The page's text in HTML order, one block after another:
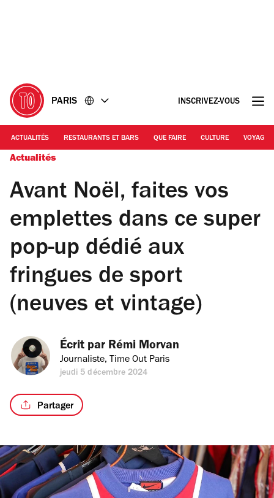
PARIS INSCRIVEZ-VOUS
ACTUALITÉS RESTAURANTS ET BARS QUE FAIRE CULTURE VOYAGE
Actualités
Avant Noël, faites vos
emplettes dans ce super
pop-up dédié aux
fringues de sport
(neuves et vintage)
Écrit par Rémi Morvan
Journaliste, Time Out Paris
jeudi 5 décembre 2024
Partager